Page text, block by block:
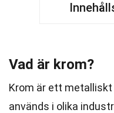
Vad är krom?
Krom är ett
används i olika